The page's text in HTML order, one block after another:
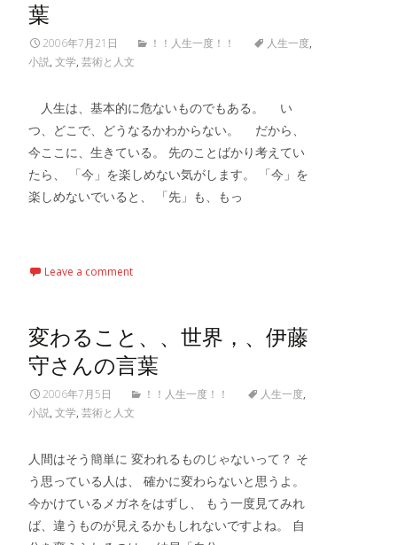
葉
2006年7月21日 ！！人生一度！！ 人生一度,
小説, 文学, 芸術と人文
人生は、基本的に危ないものでもある。 い
つ、どこで、どうなるかわからない。 だから、
今ここに、生きている。 先のことばかり考えてい
たら、 「今」を楽しめない気がします。 「今」を
楽しめないでいると、 「先」も、もっ
Leave a comment
変わること、、世界，、伊藤
守さんの言葉
2006年7月5日 ！！人生一度！！ 人生一度,
小説, 文学, 芸術と人文
人間はそう簡単に 変われるものじゃないって？ そ
う思っている人は、 確かに変わらないと思うよ。
今かけているメガネをはずし、 もう一度見てみれ
ば、違うものが見えるかもしれないですよね。 自